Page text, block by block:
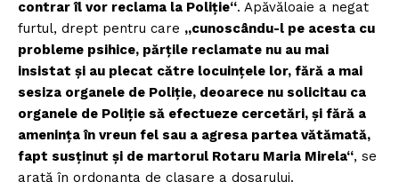
con­trar îl vor reclama la Poliţie“. Apăvăloaie a negat
furtul, drept pentru care „cunoscându-l pe acesta cu
prob­leme psihice, părţile reclamate nu au mai
insistat şi au plecat către locuinţele lor, fără a mai
sesiza organele de Poliţie, deoarece nu solicitau ca
organele de Poliţie să efectueze cercetări, şi fără a
ameninţa în vreun fel sau a agresa partea vătămată,
fapt susţinut şi de mar­torul Rotaru Maria Mirela“, se
arată în ordonanţa de clasare a dosarului.